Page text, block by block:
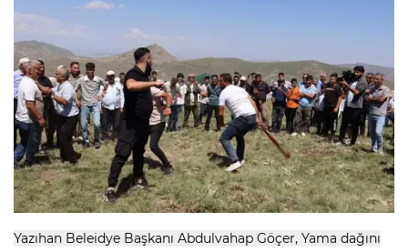
Yazıhan Beleidye Başkanı Abdulvahap Göçer, Yama dağını